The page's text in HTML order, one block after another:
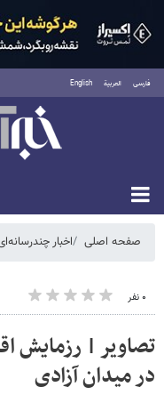
فارسی العربية English
جمعه ۱۶ مرداد ۱۴۰۵
صفحه اصلی اخبار
۰ نفر
تصاویر | رزمایش
در میدان آزادی